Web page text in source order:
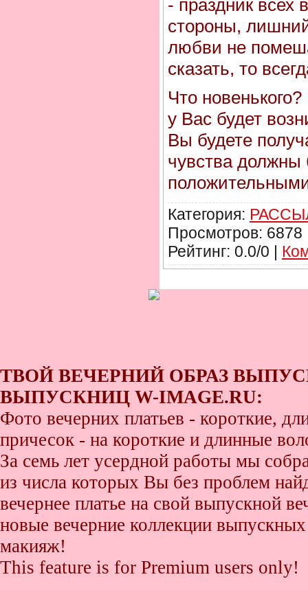
- праздник всех
стороны,
любви не
сказать, то
Что
у Вас будет
Вы будете
чувства должны
Категория:
Просмотров:
Рейтинг: 0.0/0 |
ТВОЙ ВЕЧЕРНИЙ ОБРАЗ
ВЫПУСКНИЦ W-IMAGE.RU:
Фото вечерних платьев - короткие,
причесок - на короткие и длинные
За семь лет усердной работы мы
из числа которых Вы без проблем
вечернее платье на свой выпускной
новые вечерние коллекции
макияж!
This feature is for Premium users only!